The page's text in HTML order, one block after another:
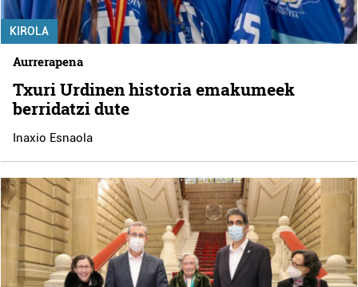
KIROLA
Aurrerapena
Txuri Urdinen historia emakumeek
berridatzi dute
Inaxio Esnaola